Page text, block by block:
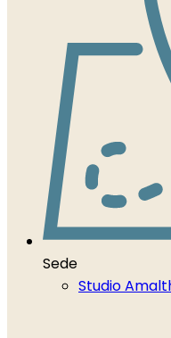
Sede
Studio